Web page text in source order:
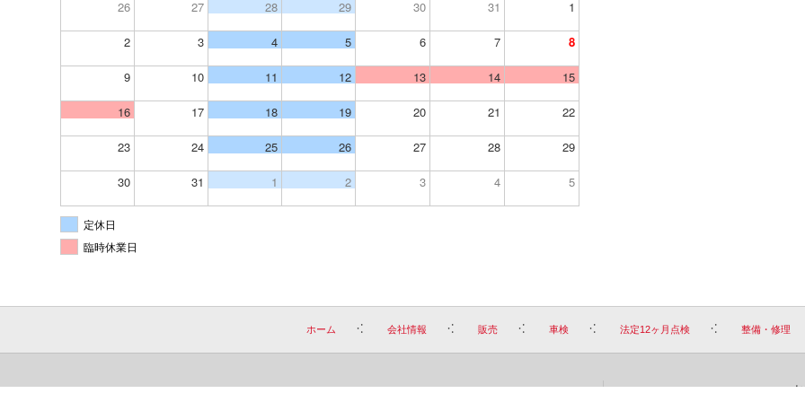
26 27 28 29 30 31 1
2 3 4 5 6 7 8
9 10 11 12 13 14 15
16 17 18 19 20 21 22
23 24 25 26 27 28 29
30 31 1 2 3 4 5
定休日
臨時休業日
ホーム 会社情報 販売 車検 法定12ヶ月点検 整備・修理